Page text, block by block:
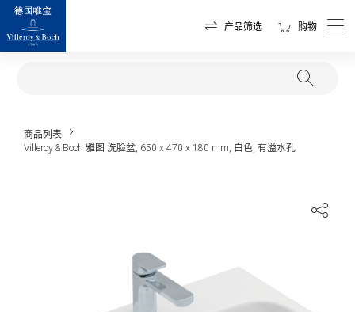
产品筛选 购物
商品列表
Villeroy & Boch 雅图 洗脸盆, 650 x 470 x 180 mm, 白色, 有溢水孔